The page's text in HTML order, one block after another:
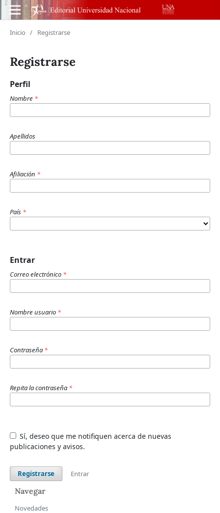
Inicio / Registrarse
Registrarse
Perfil
Nombre *
Apellidos
Afiliación *
País *
Entrar
Correo electrónico *
Nombre usuario *
Contraseña *
Repita la contraseña *
Sí, deseo que me notifiquen acerca de nuevas
publicaciones y avisos.
Registrarse Entrar
Navegar
Novedades